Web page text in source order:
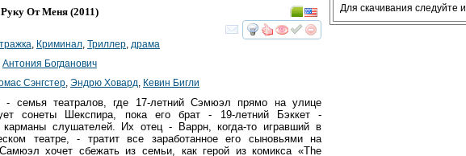
Для скачивания следуйте
смотретьинтересует
От Меня(2011)
, Криминал, Триллер, драма
Антония Богданович
Сэнгстер, Эндрю Ховард, Кевин Бигли
- семья театралов, где 17-летний Сэмюэл прямо на улице
сонеты Шекспира, пока его брат - 19-летний Бэккет -
карманы слушателей. Их отец - Варрн, когда-то игравший в
театре, - тратит все заработанное его сыновьями на
хочет сбежать из семьи, как герой из комикса «The